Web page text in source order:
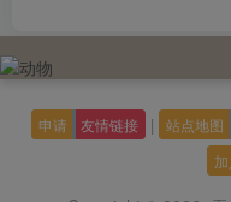
申请 友情链接 | 站点地图